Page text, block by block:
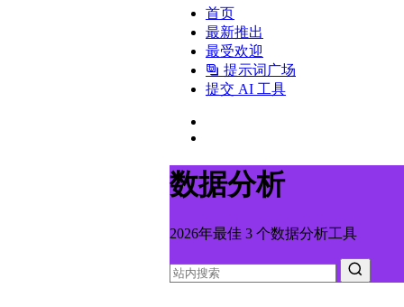
首页
最新推出
最受欢迎
提示词广场
提交 AI 工具
数据分析
2026年最佳 3 个数据分析工具